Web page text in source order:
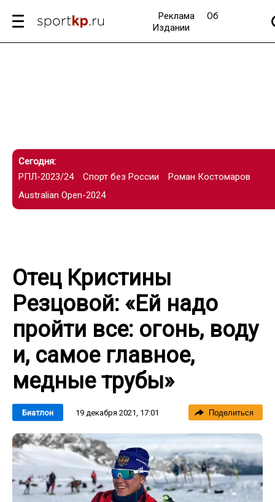
Реклама
Об
Издании
Сегодня:
РПЛ-2023/24
Спорт без России
Роман Костомаров
Australian Open-2024
Отец Кристины
Резцовой: «Ей надо
пройти все: огонь, воду
и, самое главное,
медные трубы»
Биатлон 19 декабря 2021, 17:01 Поделиться